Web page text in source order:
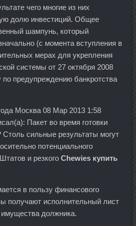
чего многие из них
долю инвестиций. Общее
шампунь, который
(с момента вступления в
мерах для укрепления
системы от 27 октября 2008
по предупреждению банкротства
Москва 08 Мар 2013 1:58
Пакет во время готовки
сильные результаты могут
потенциального
и резкого Chewies купить
в пользу финансового
получают исполнительный лист
имущества должника.